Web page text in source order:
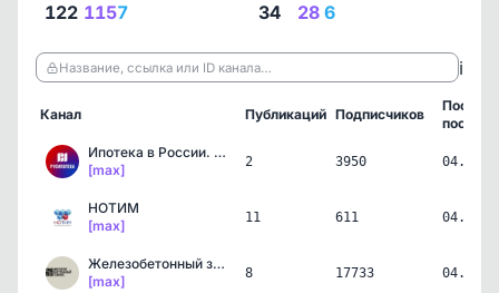
122 1157 34 28 6
Название, ссылка или ID канала… ℹ️
Канал Публикаций Подписчиков
пост
Ипотека в России. Новост…
[max]
2 3950
НОТИМ
[max]
11 611
Железобетонный замес
[max]
8 17733